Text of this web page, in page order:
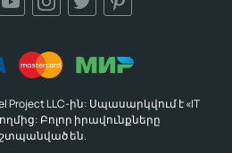
Project LLC-ին: Սպասարկվում է «IT
Բոլոր իրավունքները
են.